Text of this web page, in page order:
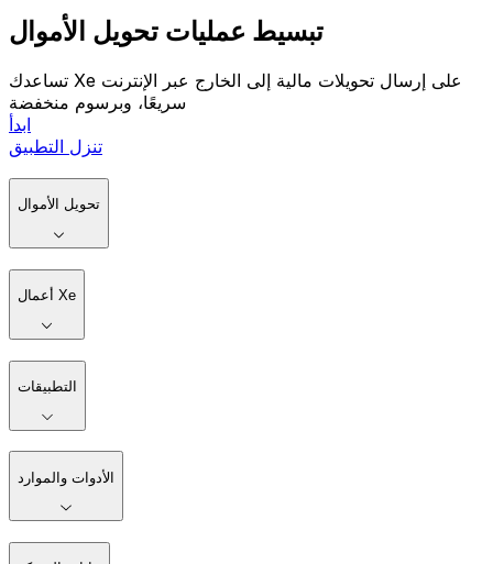
تبسيط عمليات تحويل الأموال
تساعدك Xe على إرسال تحويلات مالية إلى الخارج عبر الإنترنت
سريعًا، وبرسوم منخفضة
ابدأ
تنزل التطبيق
تحويل الأموال
أعمال Xe
التطبيقات
الأدوات والموارد